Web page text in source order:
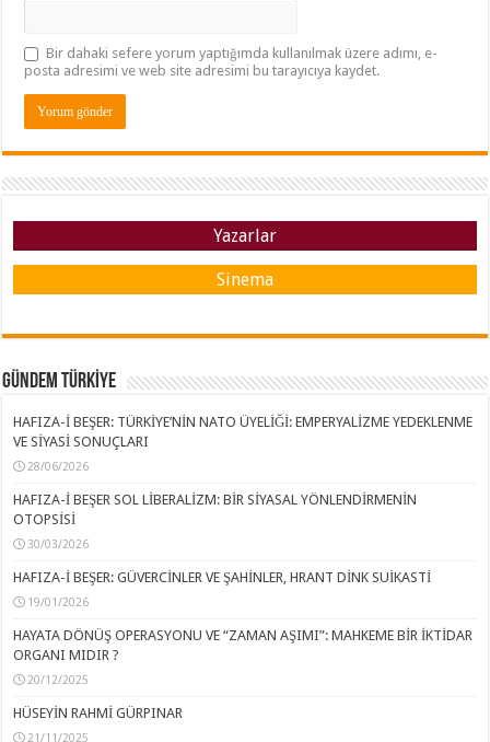
Bir dahaki sefere yorum yaptığımda kullanılmak üzere adımı, e-
posta adresimi ve web site adresimi bu tarayıcıya kaydet.
Yazarlar
Sinema
GÜNDEM TÜRKİYE
HAFIZA-İ BEŞER: TÜRKİYE’NİN NATO ÜYELİĞİ: EMPERYALİZME YEDEKLENME
VE SİYASİ SONUÇLARI
28/06/2026
HAFIZA-İ BEŞER SOL LİBERALİZM: BİR SİYASAL YÖNLENDİRMENİN
OTOPSİSİ
30/03/2026
HAFIZA-İ BEŞER: GÜVERCİNLER VE ŞAHİNLER, HRANT DİNK SUİKASTİ
19/01/2026
HAYATA DÖNÜŞ OPERASYONU VE “ZAMAN AŞIMI”: MAHKEME BİR İKTİDAR
ORGANI MIDIR ?
20/12/2025
HÜSEYİN RAHMİ GÜRPINAR
21/11/2025